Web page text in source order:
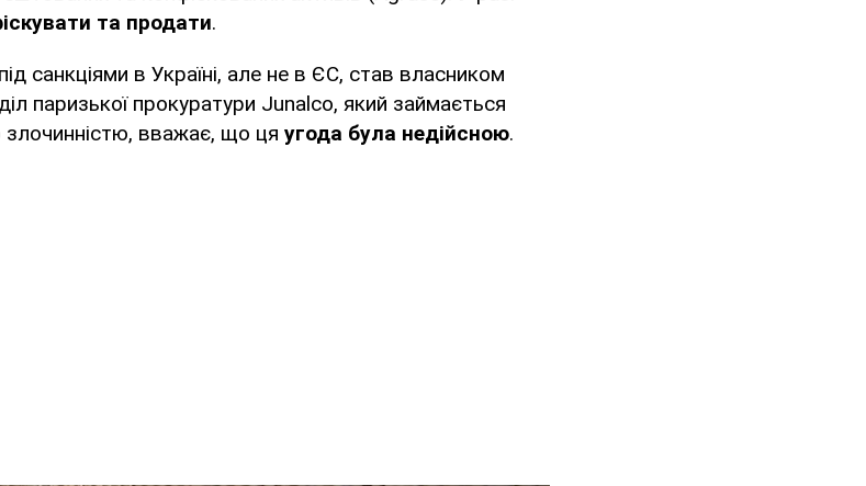
та продати.
під санкціями в Україні, але не в ЄС, став власником
паризької прокуратури Junalco, який займається
вважає, що ця угода була недійсною.